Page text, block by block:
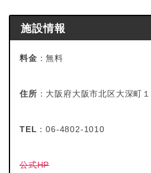
施設情報
料金 ：無料
住所 ：大阪府大阪市北区大深町
TEL ：06-4802-1010
公式HP